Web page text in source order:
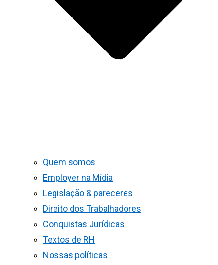
Quem somos
Employer na Mídia
Legislação & pareceres
Direito dos Trabalhadores
Conquistas Jurídicas
Textos de RH
Nossas políticas